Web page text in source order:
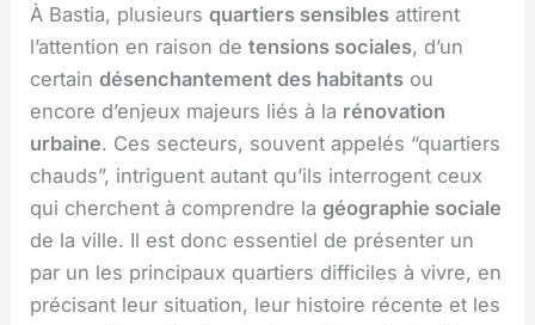
À Bastia, plusieursquartiers sensibles attirent
l’attention en raison detensions sociales, d’un
certaindésenchantement des habitants ou
encore d’enjeux majeurs liés à la rénovation
urbaine. Ces secteurs, souvent appelés “quartiers
chauds”, intriguent autant qu’ils interrogent ceux
qui cherchent à comprendre lagéographie sociale
de la ville. Il est donc essentiel de présenter un
par un les principaux quartiers difficiles à vivre, en
précisant leur situation, leur histoire récente et les